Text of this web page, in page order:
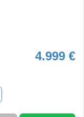
4.999 €